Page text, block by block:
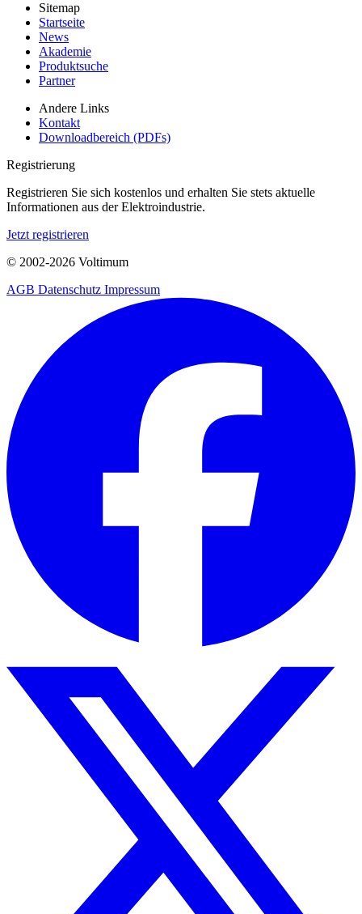
Sitemap
Startseite
News
Akademie
Produktsuche
Partner
Andere Links
Kontakt
Downloadbereich (PDFs)
Registrierung
Registrieren Sie sich kostenlos und erhalten Sie stets aktuelle
Informationen aus der Elektroindustrie.
Jetzt registrieren
© 2002-2026 Voltimum
AGB Datenschutz Impressum